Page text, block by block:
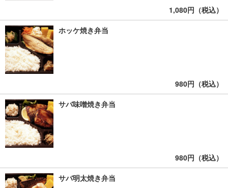
1,080円（税込）
ホッケ焼き弁当
980円（税込）
サバ味噌焼き弁当
980円（税込）
サバ明太焼き弁当